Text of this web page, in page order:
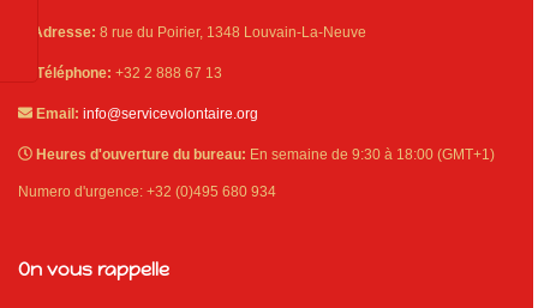
Adresse: 8 rue du Poirier, 1348 Louvain-La-Neuve
Téléphone: +32 2 888 67 13
Email: info@servicevolontaire.org
Heures d'ouverture du bureau: En semaine de 9:30 à 18:00 (GMT+1)
Numero d'urgence: +32 (0)495 680 934
On vous rappelle